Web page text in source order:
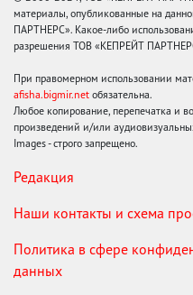
материалы, опубликованные на
ПАРТНЕРС». Какое-либо
разрешения ТОВ «КЕПРЕЙТ
При правомерном использовании
afisha.bigmir.net обязательна.
Любое копирование, перепечатка и
произведений и/или
Images - строго запрещено.
Редакция
Наши контакты и схема
Политика в сфере
данных